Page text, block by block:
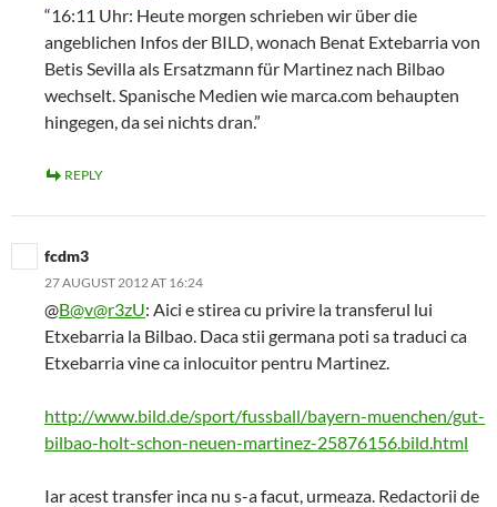
“16:11 Uhr: Heute morgen schrieben wir über die
angeblichen Infos der BILD, wonach Benat Extebarria von
Betis Sevilla als Ersatzmann für Martinez nach Bilbao
wechselt. Spanische Medien wie marca.com behaupten
hingegen, da sei nichts dran.”
REPLY
fcdm3
27 AUGUST 2012 AT 16:24
@B@v@r3zU: Aici e stirea cu privire la transferul lui
Etxebarria la Bilbao. Daca stii germana poti sa traduci ca
Etxebarria vine ca inlocuitor pentru Martinez.
http://www.bild.de/sport/fussball/bayern-muenchen/gut-
bilbao-holt-schon-neuen-martinez-25876156.bild.html
Iar acest transfer inca nu s-a facut, urmeaza. Redactorii de